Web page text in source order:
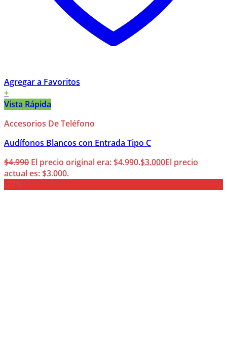
Agregar a Favoritos
+
Vista Rápida
Accesorios De Teléfono
Audífonos Blancos con Entrada Tipo C
$4.990 El precio original era: $4.990.$3.000El precio
actual es: $3.000.